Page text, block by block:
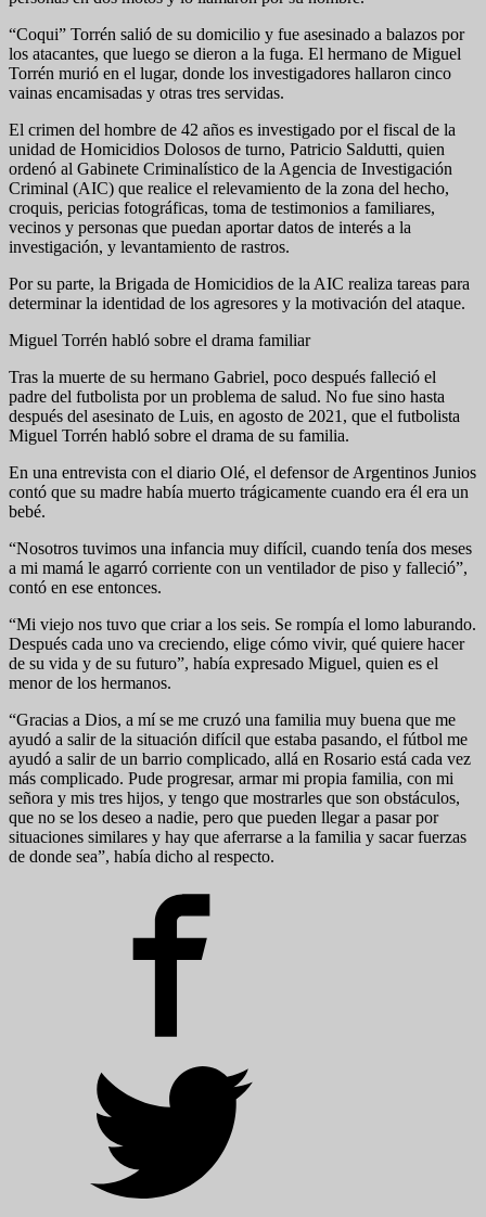
“Coqui” Torrén salió de su domicilio y fue asesinado a balazos por
los atacantes, que luego se dieron a la fuga. El hermano de Miguel
Torrén murió en el lugar, donde los investigadores hallaron cinco
vainas encamisadas y otras tres servidas.
El crimen del hombre de 42 años es investigado por el fiscal de la
unidad de Homicidios Dolosos de turno, Patricio Saldutti, quien
ordenó al Gabinete Criminalístico de la Agencia de Investigación
Criminal (AIC) que realice el relevamiento de la zona del hecho,
croquis, pericias fotográficas, toma de testimonios a familiares,
vecinos y personas que puedan aportar datos de interés a la
investigación, y levantamiento de rastros.
Por su parte, la Brigada de Homicidios de la AIC realiza tareas para
determinar la identidad de los agresores y la motivación del ataque.
Miguel Torrén habló sobre el drama familiar
Tras la muerte de su hermano Gabriel, poco después falleció el
padre del futbolista por un problema de salud. No fue sino hasta
después del asesinato de Luis, en agosto de 2021, que el futbolista
Miguel Torrén habló sobre el drama de su familia.
En una entrevista con el diario Olé, el defensor de Argentinos Junios
contó que su madre había muerto trágicamente cuando era él era un
bebé.
“Nosotros tuvimos una infancia muy difícil, cuando tenía dos meses
a mi mamá le agarró corriente con un ventilador de piso y falleció”,
contó en ese entonces.
“Mi viejo nos tuvo que criar a los seis. Se rompía el lomo laburando.
Después cada uno va creciendo, elige cómo vivir, qué quiere hacer
de su vida y de su futuro”, había expresado Miguel, quien es el
menor de los hermanos.
“Gracias a Dios, a mí se me cruzó una familia muy buena que me
ayudó a salir de la situación difícil que estaba pasando, el fútbol me
ayudó a salir de un barrio complicado, allá en Rosario está cada vez
más complicado. Pude progresar, armar mi propia familia, con mi
señora y mis tres hijos, y tengo que mostrarles que son obstáculos,
que no se los deseo a nadie, pero que pueden llegar a pasar por
situaciones similares y hay que aferrarse a la familia y sacar fuerzas
de donde sea”, había dicho al respecto.